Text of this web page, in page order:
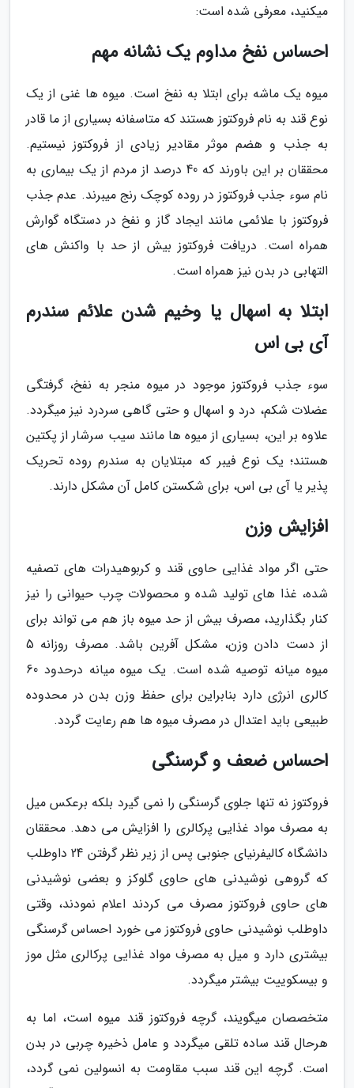
میکنید، معرفی شده است:
احساس نفخ مداوم یک نشانه مهم
میوه یک ماشه برای ابتلا به نفخ است. میوه ها غنی از یک
نوع قند به نام فروکتوز هستند که متاسفانه بسیاری از ما قادر
به جذب و هضم موثر مقادیر زیادی از فروکتوز نیستیم.
محققان بر این باورند که 40 درصد از مردم از یک بیماری به
نام سوء جذب فروکتوز در روده کوچک رنج میبرند. عدم جذب
فروکتوز با علائمی مانند ایجاد گاز و نفخ در دستگاه گوارش
همراه است. دریافت فروکتوز بیش از حد با واکنش های
التهابی در بدن نیز همراه است.
ابتلا به اسهال یا وخیم شدن علائم سندرم
آی بی اس
سوء جذب فروکتوز موجود در میوه منجر به نفخ، گرفتگی
عضلات شکم، درد و اسهال و حتی گاهی سردرد نیز میگردد.
علاوه بر این، بسیاری از میوه ها مانند سیب سرشار از پکتین
هستند؛ یک نوع فیبر که مبتلایان به سندرم روده تحریک
پذیر یا آی بی اس، برای شکستن کامل آن مشکل دارند.
افزایش وزن
حتی اگر مواد غذایی حاوی قند و کربوهیدرات های تصفیه
شده، غذا های تولید شده و محصولات چرب حیوانی را نیز
کنار بگذارید، مصرف بیش از حد میوه باز هم می تواند برای
از دست دادن وزن، مشکل آفرین باشد. مصرف روزانه 5
میوه میانه توصیه شده است. یک میوه میانه درحدود 60
کالری انرژی دارد بنابراین برای حفظ وزن بدن در محدوده
طبیعی باید اعتدال در مصرف میوه ها هم رعایت گردد.
احساس ضعف و گرسنگی
فروکتوز نه تنها جلوی گرسنگی را نمی گیرد بلکه برعکس میل
به مصرف مواد غذایی پرکالری را افزایش می دهد. محققان
دانشگاه کالیفرنیای جنوبی پس از زیر نظر گرفتن 24 داوطلب
که گروهی نوشیدنی های حاوی گلوکز و بعضی نوشیدنی
های حاوی فروکتوز مصرف می کردند اعلام نمودند، وقتی
داوطلب نوشیدنی حاوی فروکتوز می خورد احساس گرسنگی
بیشتری دارد و میل به مصرف مواد غذایی پرکالری مثل موز
و بیسکوییت بیشتر میگردد.
متخصصان میگویند، گرچه فروکتوز قند میوه است، اما به
هرحال قند ساده تلقی میگردد و عامل ذخیره چربی در بدن
است. گرچه این قند سبب مقاومت به انسولین نمی گردد،